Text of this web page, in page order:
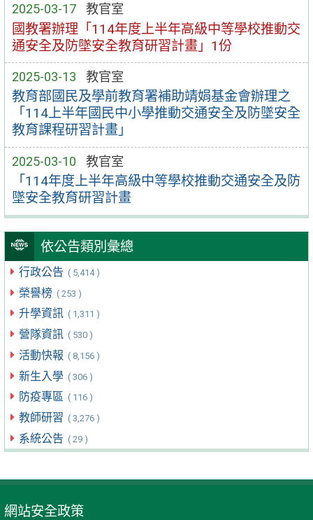
2025-03-17 教官室
國教署辦理「114年度上半年高級中等學校推動交
通安全及防墜安全教育研習計畫」1份
2025-03-13 教官室
教育部國民及學前教育署補助靖娟基金會辦理之
「114上半年國民中小學推動交通安全及防墜安全
教育課程研習計畫」
2025-03-10 教官室
「114年度上半年高級中等學校推動交通安全及防
墜安全教育研習計畫
依公告類別彙總
行政公告 ( 5,414 )
榮譽榜 ( 253 )
升學資訊 ( 1,311 )
營隊資訊 ( 530 )
活動快報 ( 8,156 )
新生入學 ( 306 )
防疫專區 ( 116 )
教師研習 ( 3,276 )
系統公告 ( 29 )
網站安全政策